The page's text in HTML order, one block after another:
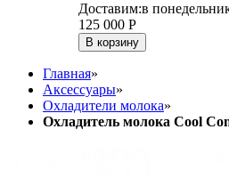
Доставим:в
125 000 Р
В корзину
Главная»
Аксессуары»
Охладители молока»
Охладитель молока Cool